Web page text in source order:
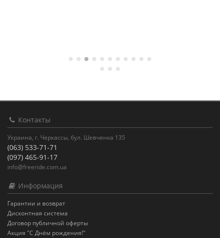
Контакты
Украина, г. Черкассы, бул. Шевченка 135
(063) 533-71-71
(097) 465-91-17
info@freeride.com.ua
Информация
Гарантии и возврат
Дисконтная система
Договор публичной оферты
Акция "С Днём рождения!"